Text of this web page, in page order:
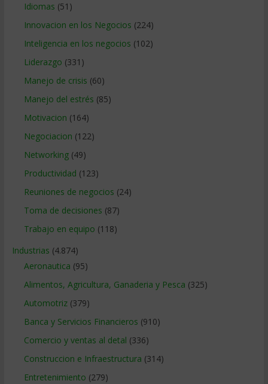
Idiomas (51)
Innovacion en los Negocios (224)
Inteligencia en los negocios (102)
Liderazgo (331)
Manejo de crisis (60)
Manejo del estrés (85)
Motivacion (164)
Negociacion (122)
Networking(49)
Productividad (123)
Reuniones de negocios (24)
Toma de decisiones (87)
Trabajo en equipo (118)
Industrias (4.874)
Aeronautica (95)
Alimentos, Agricultura, Ganaderia y Pesca (325)
Automotriz(379)
Banca y Servicios Financieros (910)
Comercio y ventas al detal (336)
Construccion e Infraestructura (314)
Entretenimiento (279)